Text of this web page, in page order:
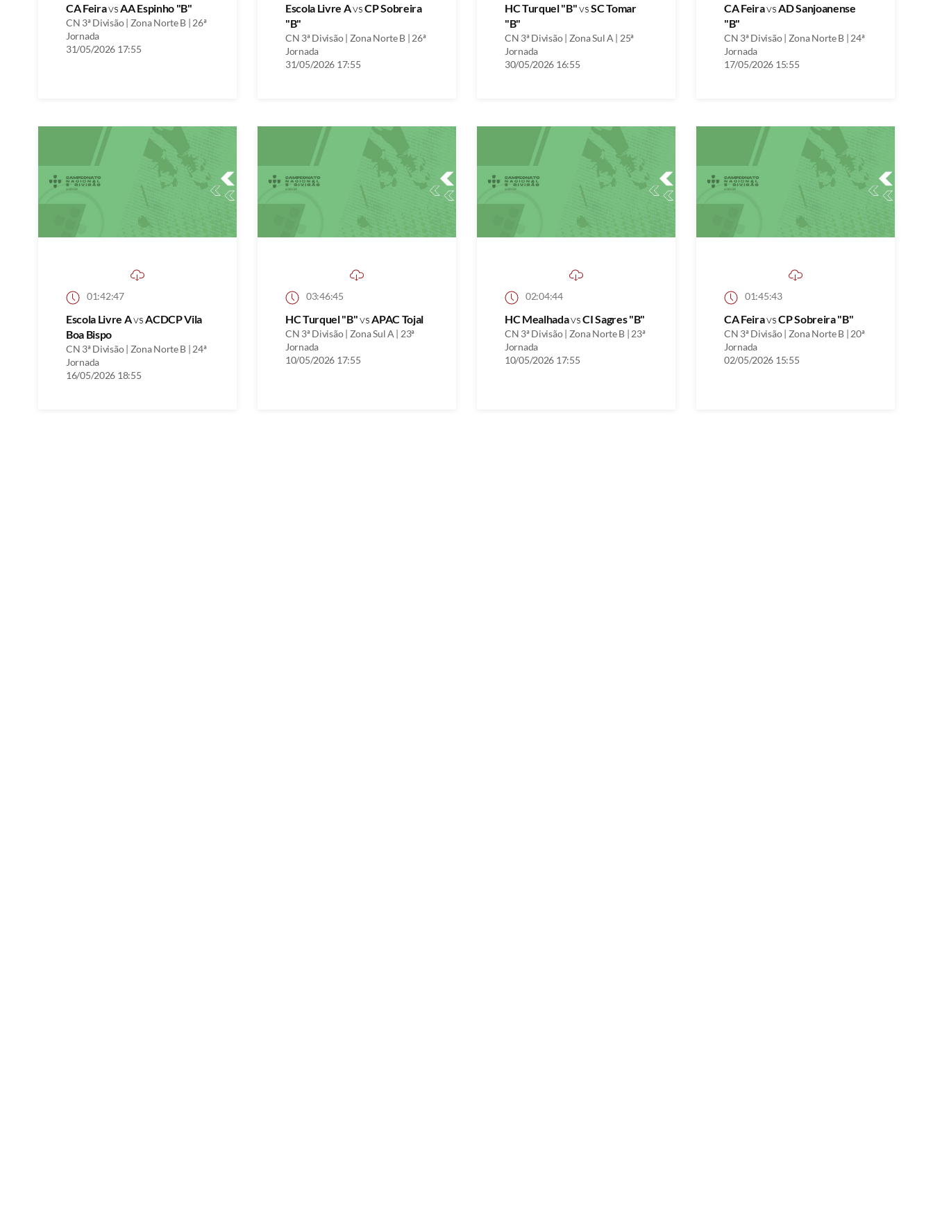
CA FeiravsAA Espinho "B"
CN 3ª Divisão | Zona Norte B | 26ª
Jornada
31/05/2026 17:55
Escola Livre AvsCP Sobreira
"B"
CN 3ª Divisão | Zona Norte B | 26ª
Jornada
31/05/2026 17:55
HC Turquel "B"vsSC Tomar
"B"
CN 3ª Divisão | Zona Sul A | 25ª
Jornada
30/05/2026 16:55
CA FeiravsAD Sanjoanense
"B"
CN 3ª Divisão | Zona Norte B | 24ª
Jornada
17/05/2026 15:55
01:42:47
Escola Livre AvsACDCP Vila
Boa Bispo
CN 3ª Divisão | Zona Norte B | 24ª
Jornada
16/05/2026 18:55
03:46:45
HC Turquel "B"vsAPAC Tojal
CN 3ª Divisão | Zona Sul A | 23ª
Jornada
10/05/2026 17:55
02:04:44
HC MealhadavsCI Sagres "B"
CN 3ª Divisão | Zona Norte B | 23ª
Jornada
10/05/2026 17:55
01:45:43
CA FeiravsCP Sobreira "B"
CN 3ª Divisão | Zona Norte B | 20ª
Jornada
02/05/2026 15:55